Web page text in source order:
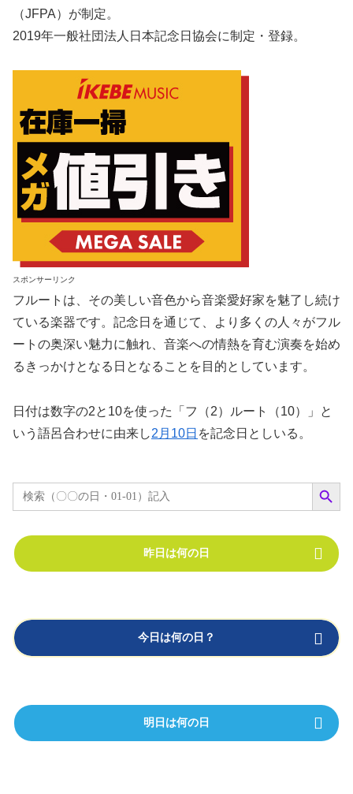
（JFPA）が制定。
2019年一般社団法人日本記念日協会に制定・登録。
スポンサーリンク
フルートは、その美しい音色から音楽愛好家を魅了し続け
ている楽器です。記念日を通じて、より多くの人々がフル
ートの奥深い魅力に触れ、音楽への情熱を育む演奏を始め
るきっかけとなる日となることを目的としています。
日付は数字の2と10を使った「フ（2）ルート（10）」と
いう語呂合わせに由来し2月10日 を記念日としいる。
Search
for:
Search Button
昨日は何の日
今日は何の日？
明日は何の日